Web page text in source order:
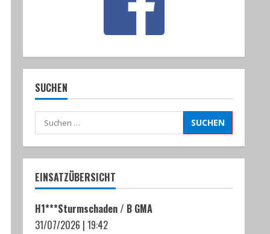
SUCHEN
Suchen
nach:
EINSATZÜBERSICHT
H1***Sturmschaden / B GMA
31/07/2026 | 19:42